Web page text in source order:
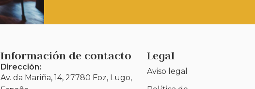
Información de contacto
Dirección:
Av. da Mariña, 14, 27780 Foz, Lugo,
Legal
Aviso legal